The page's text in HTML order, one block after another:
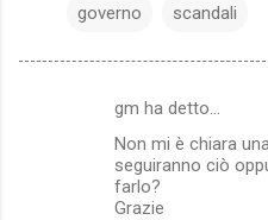
governo scandali
gm ha detto…
Non mi è chiara
seguiranno ciò
farlo?
Grazie